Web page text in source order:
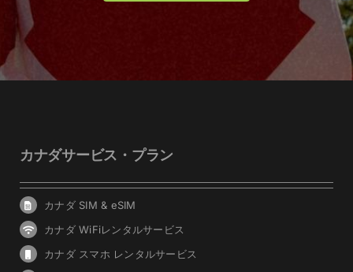
カナダサービス・プラン
カナダ SIM & eSIM
カナダ WiFiレンタルサービス
カナダ スマホ レンタルサービス